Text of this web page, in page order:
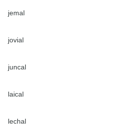
jemal
jovial
juncal
laical
lechal